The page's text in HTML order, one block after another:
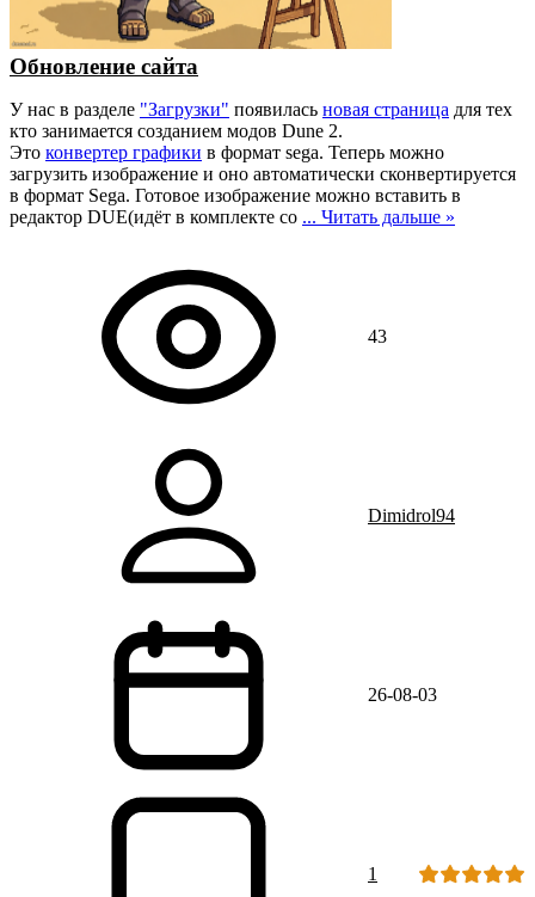
Обновление сайта
У нас в разделе "Загрузки" появилась новая страница для тех
кто занимается созданием модов Dune 2.
Это конвертер графики в формат sega. Теперь можно
загрузить изображение и оно автоматически сконвертируется
в формат Sega. Готовое изображение можно вставить в
редактор DUE(идёт в комплекте со ... Читать дальше »
43
Dimidrol94
26-08-03
1